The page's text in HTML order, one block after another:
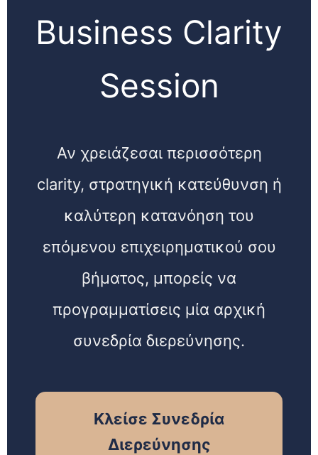
Business Clarity
Session
Αν χρειάζεσαι περισσότερη
clarity, στρατηγική κατεύθυνση ή
καλύτερη κατανόηση του
επόμενου επιχειρηματικού σου
βήματος, μπορείς να
προγραμματίσεις μία αρχική
συνεδρία διερεύνησης.
Κλείσε Συνεδρία
Διερεύνησης